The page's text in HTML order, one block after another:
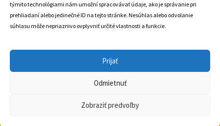
týmito technológiami nám umožní spracovávať údaje, ako je správanie pri
prehliadaní alebo jedinečné ID na tejto stránke. Nesúhlas alebo odvolanie
súhlasu môže nepriaznivo ovplyvniť určité vlastnosti a funkcie.
Prijať
Odmietnuť
Zobraziť predvoľby
+421 905 806 234
Český Eshop